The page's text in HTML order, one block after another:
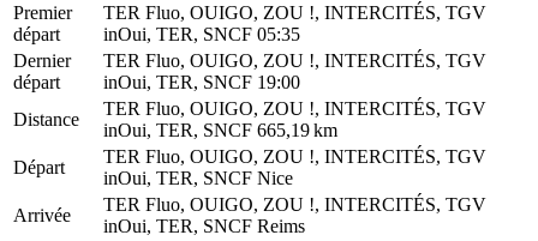
Premier
départ
TER Fluo, OUIGO, ZOU !, INTERCITÉS, TGV
inOui, TER, SNCF 05:35
Dernier
départ
TER Fluo, OUIGO, ZOU !, INTERCITÉS, TGV
inOui, TER, SNCF 19:00
Distance
TER Fluo, OUIGO, ZOU !, INTERCITÉS, TGV
inOui, TER, SNCF 665,19 km
Départ
TER Fluo, OUIGO, ZOU !, INTERCITÉS, TGV
inOui, TER, SNCF Nice
Arrivée
TER Fluo, OUIGO, ZOU !, INTERCITÉS, TGV
inOui, TER, SNCF Reims